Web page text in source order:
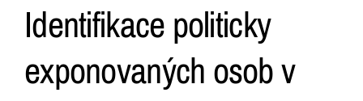
Identifikace politicky
exponovaných osob v